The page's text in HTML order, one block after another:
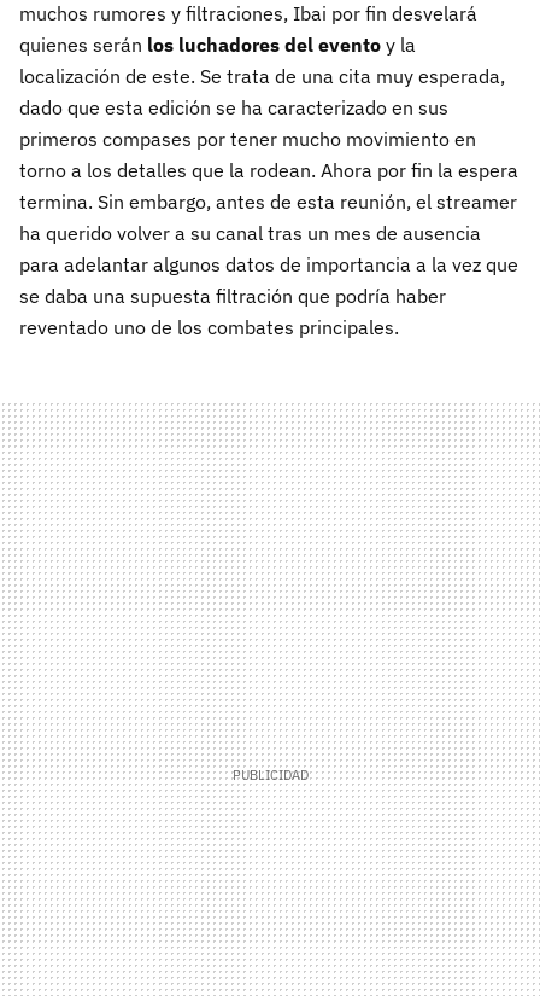
muchos rumores y filtraciones, Ibai por fin desvelará
quienes serán los luchadores del evento y la
localización de este. Se trata de una cita muy esperada,
dado que esta edición se ha caracterizado en sus
primeros compases por tener mucho movimiento en
torno a los detalles que la rodean. Ahora por fin la espera
termina. Sin embargo, antes de esta reunión, el streamer
ha querido volver a su canal tras un mes de ausencia
para adelantar algunos datos de importancia a la vez que
se daba una supuesta filtración que podría haber
reventado uno de los combates principales.